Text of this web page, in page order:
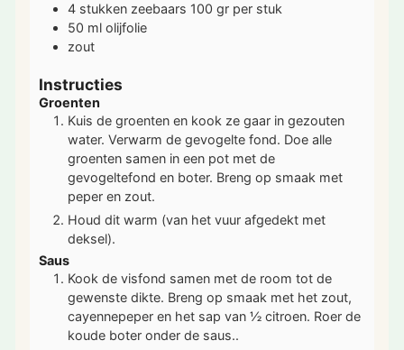
4 stukken zeebaars 100 gr per stuk
50 ml olijfolie
zout
Instructies
Groenten
Kuis de groenten en kook ze gaar in gezouten
water. Verwarm de gevogelte fond. Doe alle
groenten samen in een pot met de
gevogeltefond en boter. Breng op smaak met
peper en zout.
Houd dit warm (van het vuur afgedekt met
deksel).
Saus
Kook de visfond samen met de room tot de
gewenste dikte. Breng op smaak met het zout,
cayennepeper en het sap van ½ citroen. Roer de
koude boter onder de saus..